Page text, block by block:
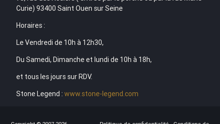
Curie) 93400 Saint Ouen sur Seine
Horaires :
Le Vendredi de 10h à 12h30,
Du Samedi, Dimanche et lundi de 10h à 18h,
et tous les jours sur RDV.
Stone Legend : www.stone-legend.com